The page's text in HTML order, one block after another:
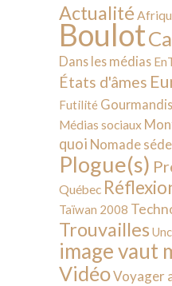
Actualité
Boulot
Dans les médias
États d'âmes
Futilité
Médias sociaux
quoi Nomade
Plogue(s)
Québec
Taïwan 2008
Trouvailles
image vaut
VidéoVoyager